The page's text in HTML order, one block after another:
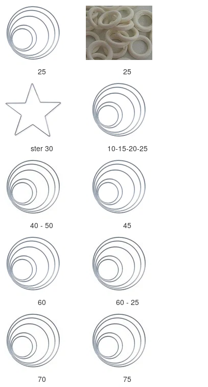
25 25
ster 30 10-15-20-25
40 - 50 45
60 60 - 25
70 75